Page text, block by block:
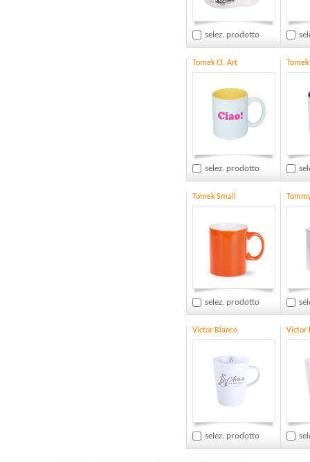
selez. prodotto
Tomek Cl. Art
selez. prodotto
Tomek Small
selez. prodotto
Victor Bianco
selez. prodotto
Victor